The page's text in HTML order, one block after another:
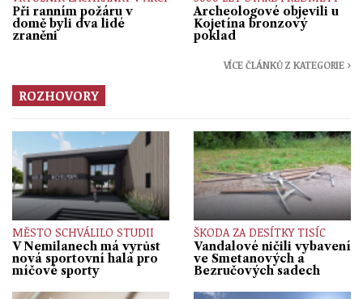
Při ranním požáru v
domě byli dva lidé
zraněni
Archeologové objevili u
Kojetína bronzový
poklad
VÍCE ČLÁNKŮ Z KATEGORIE ›
ROZHOVORY
MĚSTO SCHVÁLILO STUDII
V Nemilanech má vyrůst
nová sportovní hala pro
míčové sporty
ŠKODA ZA DESÍTKY TISÍC
Vandalové ničili vybavení
ve Smetanových a
Bezručových sadech